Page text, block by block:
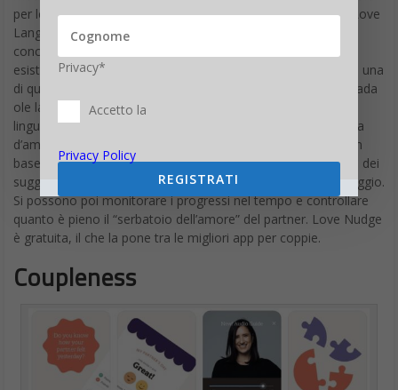
per le relazioni di coppia” e si basa sulla serie di libri “The 5 Love
Languages”: il suo obiettivo è aiutare a mettere in pratica i
concetti di Love Language in modo divertente. L’idea è che
esistano 5 linguaggi di amore e ogni persona appartenga ad una
di queste categorie, capire quale è quella del partner è la strada
ole la comprensione dell’amore altrui che può “parlare una
lingua” diversa dalla nostra. Con l’app si può scoprire la lingua
d’amore dell’altro, fissare obiettivi che vorresti raggiungere in
base alla lingua amorosa del partner, o semplicemente dare dei
suggerimenti su come il tuo partner può parlare il tuo linguaggio.
Si possono poi monitorare i progressi nel tempo e controllare
quanto è pieno il “serbatoio dell’amore” del partner. Love Nudge
è gratuita, il che la pone tra le migliori app per coppie.
Coupleness
Privacy*
Accetto la
Privacy Policy
REGISTRATI